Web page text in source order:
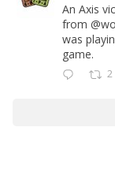
An Axis
from
was
game.
2